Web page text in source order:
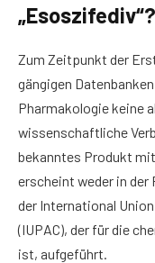
„Esoszifediv“?
Zum Zeitpunkt der
gängigen
Pharmakologie keine
wissenschaftliche
bekanntes Produkt
erscheint weder in der
der International
(IUPAC), der für die
ist, aufgeführt.